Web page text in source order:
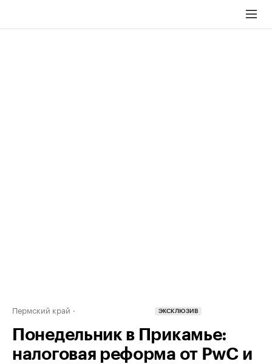
Пермский край ЭКСКЛЮЗИВ
Понедельник в Прикамье:
налоговая реформа от PwC и